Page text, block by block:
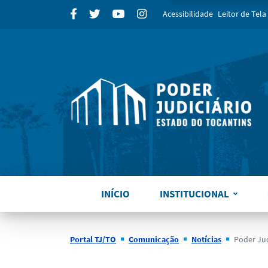
para
FacebookTwitter YoutubeInstagram
Acessibilidade Leitor de Tela
INÍCIO INSTITUCIONAL
Portal TJ/TO Comunicação Notícias Poder